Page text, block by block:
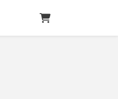
Warenkorb